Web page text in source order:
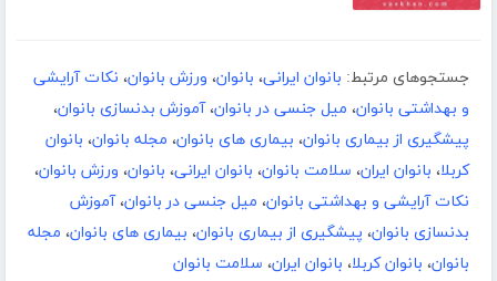
جستجوهای مرتبط: بانوان ایرانی، بانوان، ورزش بانوان، نکات آرایشی
و بهداشتی بانوان، میل جنسی در بانوان،آموزش بدنسازی بانوان،
پیشگیری از بیماری بانوان، بیماری های بانوان، مجله بانوان، بانوان
کربلا، بانوان ایران، سلامت بانوان، بانوان ایرانی، بانوان، ورزش بانوان،
نکات آرایشی و بهداشتی بانوان، میل جنسی در بانوان،آموزش
بدنسازی بانوان، پیشگیری از بیماری بانوان، بیماری های بانوان، مجله
بانوان، بانوان کربلا، بانوان ایران، سلامت بانوان